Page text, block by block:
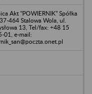
Akt "POWIERNIK" Spółka
464 Stalowa Wola, ul.
13, Tel/fax: +48 15
01, e-mail: